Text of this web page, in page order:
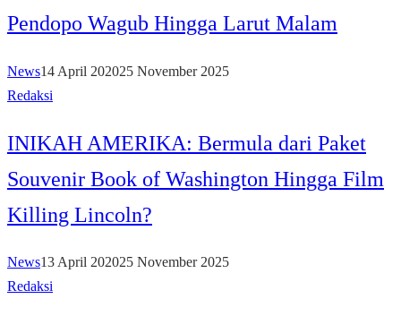
Pendopo Wagub Hingga Larut Malam
News14 April 202025 November 2025
Redaksi
INIKAH AMERIKA: Bermula dari Paket
Souvenir Book of Washington Hingga Film
Killing Lincoln?
News13 April 202025 November 2025
Redaksi